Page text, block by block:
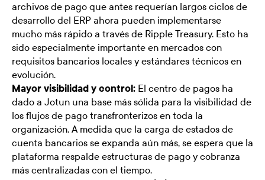
archivos de pago que antes requerían largos ciclos de
desarrollo del ERP ahora pueden implementarse
mucho más rápido a través de Ripple Treasury. Esto ha
sido especialmente importante en mercados con
requisitos bancarios locales y estándares técnicos en
evolución.
Mayor visibilidad y control: El centro de pagos ha
dado a Jotun una base más sólida para la visibilidad de
los flujos de pago transfronterizos en toda la
organización. A medida que la carga de estados de
cuenta bancarios se expanda aún más, se espera que la
plataforma respalde estructuras de pago y cobranza
más centralizadas con el tiempo.